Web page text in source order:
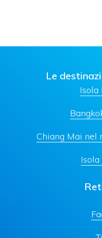
Le
Isola
Chiang Mai nel